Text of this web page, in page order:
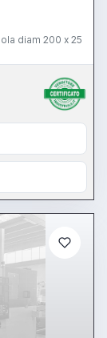
diam 200 x 25